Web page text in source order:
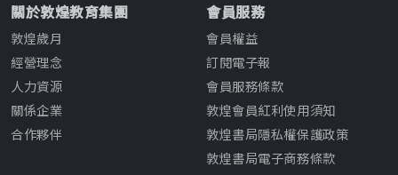
關於敦煌教育集團
敦煌歲月
經營理念
人力資源
關係企業
合作夥伴
會員服務
會員權益
訂閱電子報
會員服務條款
敦煌會員紅利使用須知
敦煌書局隱私權保護政策
敦煌書局電子商務條款